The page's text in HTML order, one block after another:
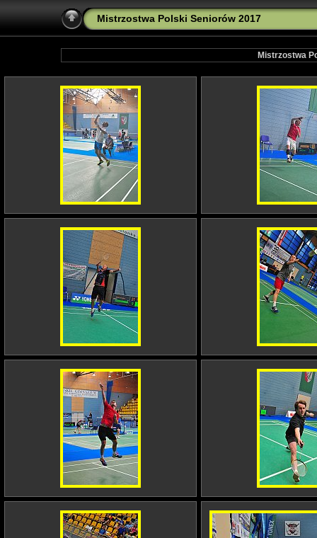
Mistrzostwa Polski Seniorów 2017
Mistrzostwa